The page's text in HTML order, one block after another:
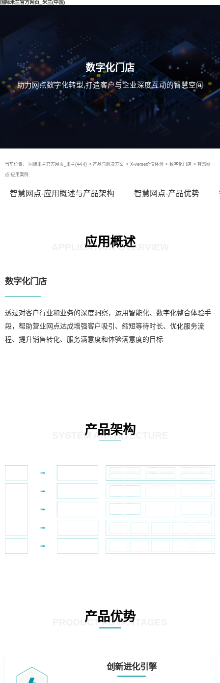
国际米兰官方网页_米兰(中国)
数字化门店
助力网点数字化转型,打造客户与企业深度互动的智慧空间
当前位置： 国际米兰官方网页_米兰(中国) > 产品与解决方案 > X-verse价值体验 > 数字化门店 > 智慧网
点-应用案例
智慧网点-应用概述与产品架构 智慧网点-产品优势
应用概述
APPLICATION OVERVIEW
数字化门店
透过对客户行业和业务的深度洞察，运用智能化、数字化整合体验手
段，帮助营业网点达成增强客户吸引、缩短等待时长、优化服务流
程、提升销售转化、服务满意度和体验满意度的目标
产品架构
SYSTEM ARCHITECTURE
产品优势
PRODUCT ADVANTAGES
创新进化引擎